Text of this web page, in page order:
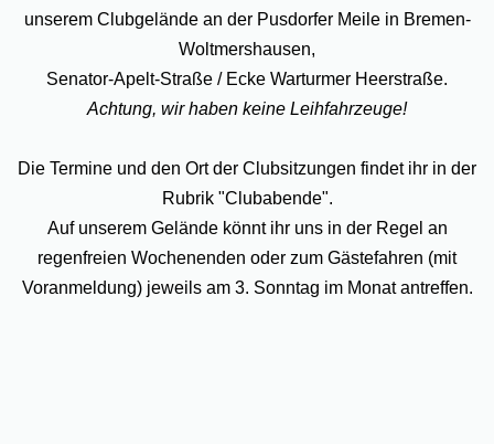
unserem Clubgelände an der Pusdorfer Meile in Bremen-
Woltmershausen,
Senator-Apelt-Straße / Ecke Warturmer Heerstraße.
Achtung, wir haben keine Leihfahrzeuge!
Die Termine und den Ort der Clubsitzungen findet ihr in der
Rubrik "Clubabende".
Auf unserem Gelände könnt ihr uns in der Regel an
regenfreien Wochenenden oder zum Gästefahren (mit
Voranmeldung) jeweils am 3. Sonntag im Monat antreffen.